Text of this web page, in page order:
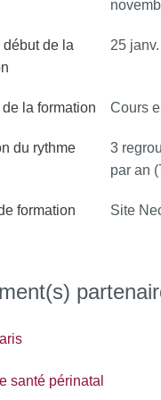
début de la
25
de la formation Cours
du rythme
3
par an
formation Site
santé périnatal